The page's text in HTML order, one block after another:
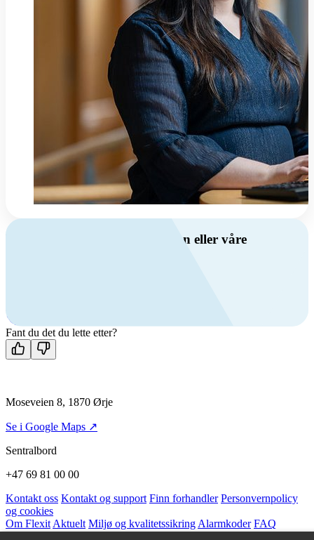
Har du spørsmål om ventilasjon eller våre
Kontakt oss
Fant du det du lette etter?
Moseveien 8, 1870 Ørje
Se i Google Maps ↗
Sentralbord
+47 69 81 00 00
Kontakt oss Kontakt og support Finn forhandler Personvernpolicy
og cookies
Om Flexit Aktuelt Miljø og kvalitetssikring Alarmkoder FAQ